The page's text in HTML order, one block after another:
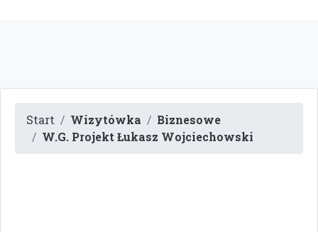
Start Wizytówka
Biznesowe
W.G. Projekt Łukasz Wojciechowski